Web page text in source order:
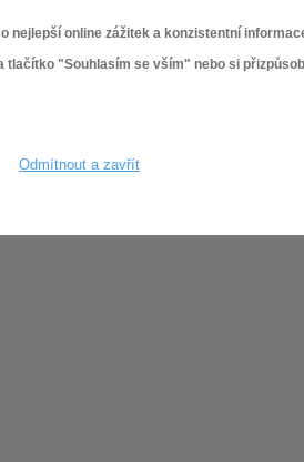
nejlepší online zážitek a konzistentní
"Souhlasím se vším" nebo si
Odmítnout a zavřít